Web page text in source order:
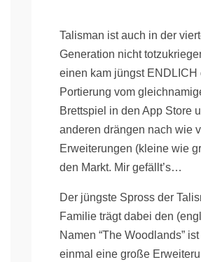
Talisman ist auch in der
Generation nicht
einen kam jüngst ENDLICH
Portierung vom
Brettspiel in den App Store
anderen drängen nach wie
Erweiterungen (kleine wie
den Markt. Mir gefällt’s…
Der jüngste Spross der
Familie trägt dabei den
Namen “The Woodlands”
einmal eine große